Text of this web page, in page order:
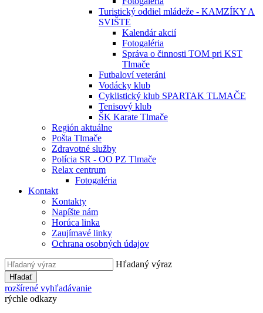
Turistický oddiel mládeže - KAMZÍKY A
SVIŠTE
Kalendár akcií
Fotogaléria
Správa o činnosti TOM pri KST
Tlmače
Futbaloví veteráni
Vodácky klub
Cyklistický klub SPARTAK TLMAČE
Tenisový klub
ŠK Karate Tlmače
Región aktuálne
Pošta Tlmače
Zdravotné služby
Polícia SR - OO PZ Tlmače
Relax centrum
Fotogaléria
Kontakt
Kontakty
Napíšte nám
Horúca linka
Zaujímavé linky
Ochrana osobných údajov
Hľadaný výraz
Hľadať
rozšírené vyhľadávanie
rýchle odkazy